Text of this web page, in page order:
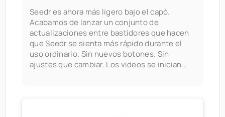
Seedr es ahora más ligero bajo el capó.
Acabamos de lanzar un conjunto de
actualizaciones entre bastidores que hacen
que Seedr se sienta más rápido durante el
uso ordinario. Sin nuevos botones. Sin
ajustes que cambiar. Los videos se inician
comportan de manera más predecible en